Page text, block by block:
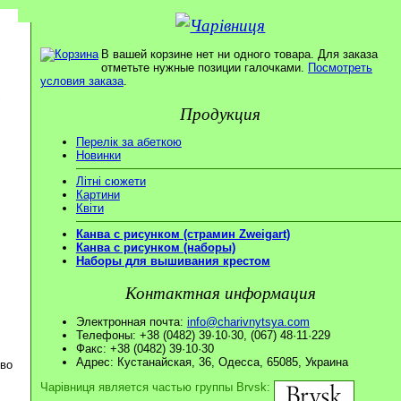
В вашей корзине нет ни одного товара. Для заказа
отметьте нужные позиции галочками. Посмотреть
условия заказа.
Продукция
Перелік за абеткою
Новинки
Літні сюжети
Картини
Квіти
Канва с рисунком (страмин Zweigart)
Канва с рисунком (наборы)
Наборы для вышивания крестом
Контактная информация
Электронная почта: info@charivnytsya.com
Телефоны: +38 (0482) 39·10·30, (067) 48·11·229
Факс: +38 (0482) 39·10·30
Адрес: Кустанайская, 36, Одесса, 65085, Украина
Чарівниця является частью группы Brvsk: